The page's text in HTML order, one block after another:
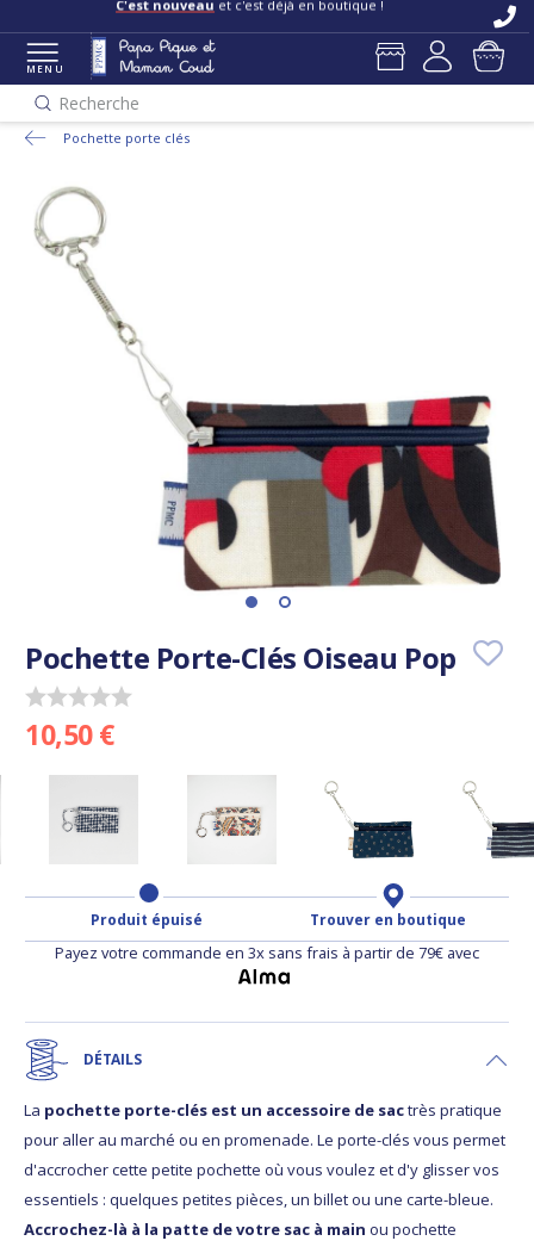
C'est nouveau et c'est déjà en boutique !
MENU
Recherche
Pochette porte clés
Pochette Porte-Clés Oiseau Pop
10,50 €
Produit épuisé Trouver en boutique
Payez votre commande en 3x sans frais à partir de 79€ avec
DÉTAILS
La pochette porte-clés est un accessoire de sactrès pratique
pour aller au marché ou en promenade. Le porte-clés vous permet
d'accrocher cette petite pochette où vous voulez et d'y glisser vos
essentiels : quelques petites pièces, un billet ou une carte-bleue.
Accrochez-là à la patte de votre sac à main ou pochette